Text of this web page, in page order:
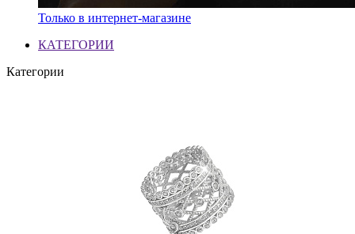
Только в интернет-магазине
КАТЕГОРИИ
Категории